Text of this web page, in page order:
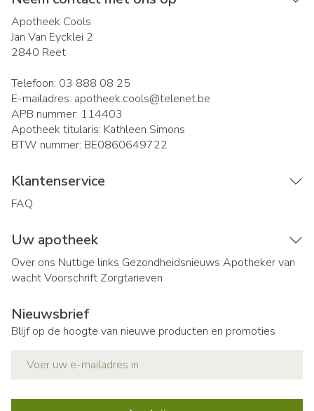
Apotheek Cools
Jan Van Eycklei 2
2840 Reet
Telefoon: 03 888 08 25
E-mailadres: apotheek.cools@telenet.be
APB nummer: 114403
Apotheek titularis: Kathleen Simons
BTW nummer: BE0860649722
Klantenservice
FAQ
Uw apotheek
Over ons Nuttige links Gezondheidsnieuws Apotheker van
wachtVoorschrift Zorgtarieven
Nieuwsbrief
Blijf op de hoogte van nieuwe producten en promoties